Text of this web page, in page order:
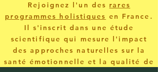
Rejoignez l'un des rares
programmes holistiques en France.
Il s'inscrit dans une étude
scientifique qui mesure l'impact
des approches naturelles sur la
santé émotionnelle et la qualité de